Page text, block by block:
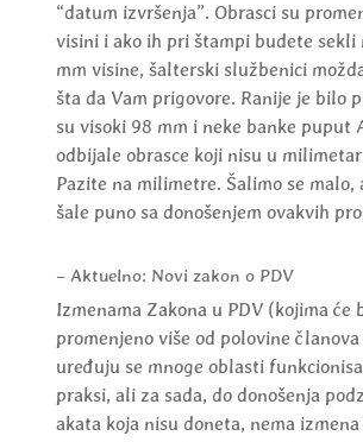
“datum izvršenja”. Obrasci su
visini i ako ih pri štampi budete sekli
mm visine, šalterski službenici
šta da Vam prigovore. Ranije je bilo
su visoki 98 mm i neke banke puput
odbijale obrasce koji nisu u
Pazite na milimetre. Šalimo se malo,
šale puno sa donošenjem ovakvih
– Aktuelno: Novi zakon o PDV
Izmenama Zakona u PDV (kojima će
promenjeno više od polovine
uređuju se mnoge oblasti
praksi, ali za sada, do donošenja
akata koja nisu doneta, nema